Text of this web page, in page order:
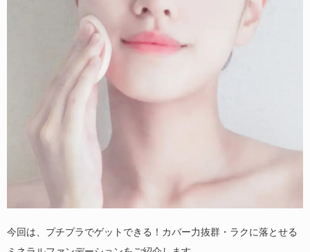
今回は、プチプラでゲットできる！カバー力抜群・ラクに落とせる